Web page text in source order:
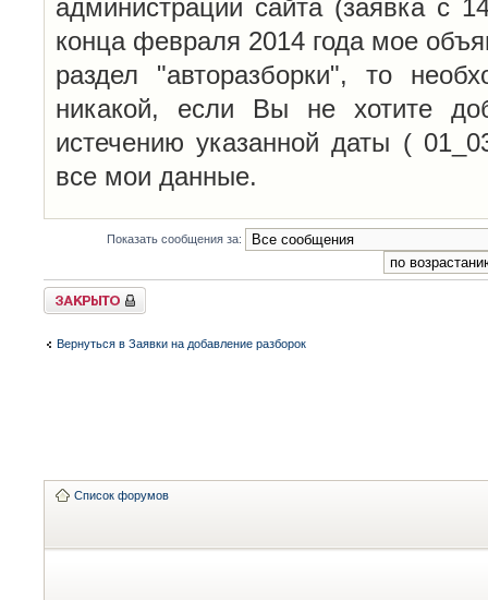
администрации сайта (заявка с
конца февраля 2014 года мое
раздел "авторазборки", то
никакой, если Вы не хотите
истечению указанной даты (
все мои данные.
Показать сообщения за:
Закрыто
Вернуться в Заявки на добавление разборок
Список форумов